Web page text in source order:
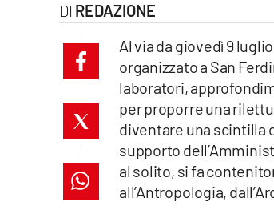
lacitymag.it
cosenzachannel.it
catanzarochannel.it
lacapitalenews.it
REDAZIONE
Al via da giovedì 9
organizzato a San
laboratori,
per proporre una
diventare una scintilla
supporto
al solito, si fa
all’Antropologia,